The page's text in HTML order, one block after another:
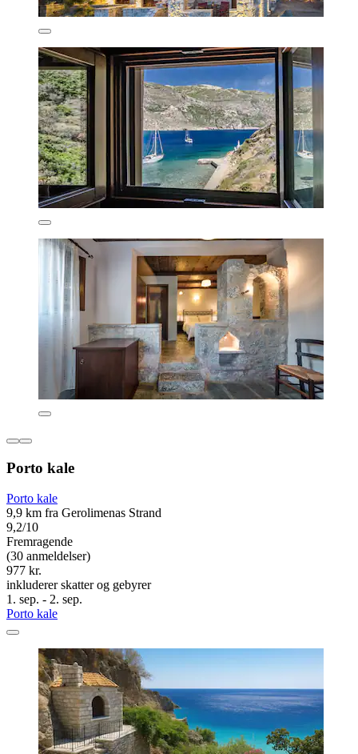
Porto kale
Porto kale
9,9 km fra Gerolimenas Strand
9,2/10
Fremragende
(30 anmeldelser)
977 kr.
inkluderer skatter og gebyrer
1. sep. - 2. sep.
Porto kale